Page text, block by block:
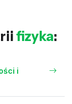
fizyka:
i